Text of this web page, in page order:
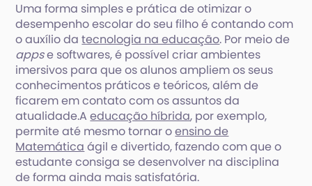
Uma forma simples e prática de otimizar o
desempenho escolar do seu filho é contando com
o auxílio datecnologia na educação. Por meio de
appse softwares, é possível criar ambientes
imersivos para que os alunos ampliem os seus
conhecimentos práticos e teóricos, além de
ficarem em contato com os assuntos da
atualidade.Aeducação híbrida, por exemplo,
permite até mesmo tornar oensino de
Matemática ágil e divertido, fazendo com que o
estudante consiga se desenvolver na disciplina
de forma ainda mais satisfatória.